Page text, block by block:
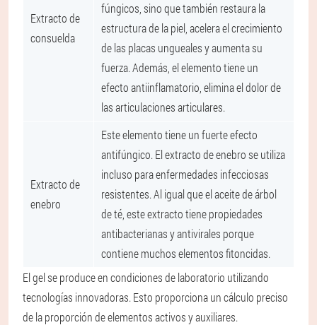
Extracto de
consuelda
fúngicos, sino que también restaura la
estructura de la piel, acelera el crecimiento
de las placas ungueales y aumenta su
fuerza. Además, el elemento tiene un
efecto antiinflamatorio, elimina el dolor de
las articulaciones articulares.
Extracto de
enebro
Este elemento tiene un fuerte efecto
antifúngico. El extracto de enebro se utiliza
incluso para enfermedades infecciosas
resistentes. Al igual que el aceite de árbol
de té, este extracto tiene propiedades
antibacterianas y antivirales porque
contiene muchos elementos fitoncidas.
El gel se produce en condiciones de laboratorio utilizando
tecnologías innovadoras. Esto proporciona un cálculo preciso
de la proporción de elementos activos y auxiliares.